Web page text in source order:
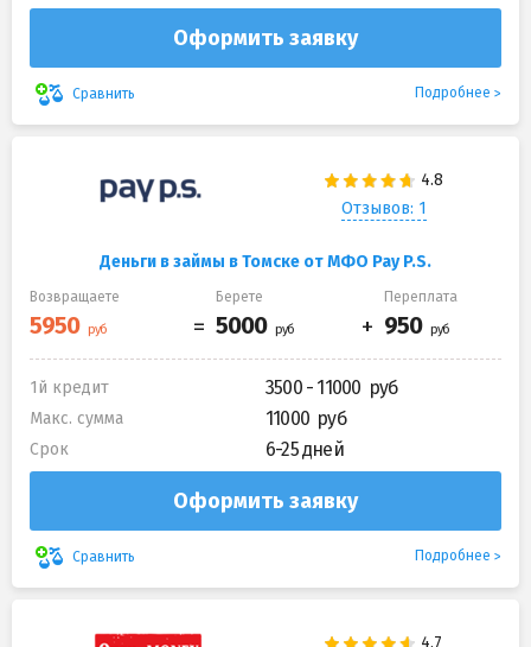
Оформить заявку
Сравнить Подробнее
Отзывов: 1
Деньги в займы в Томске от МФО Pay P.S.
Возвращаете Берете Переплата
1й кредит 3500 - 11000
Макс. сумма 11000
Срок 6-25 дней
Оформить заявку
Сравнить Подробнее